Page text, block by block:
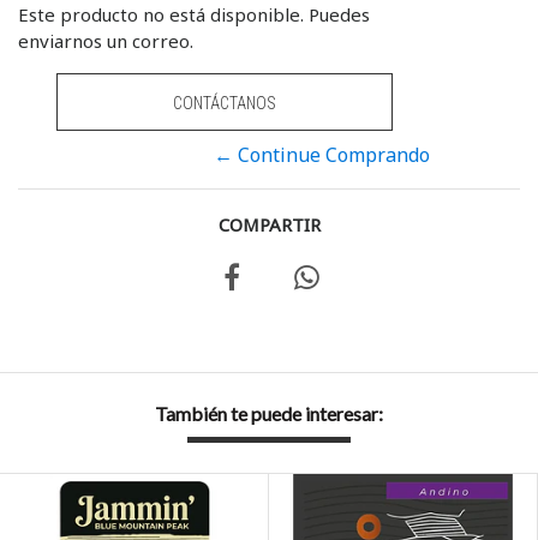
Este producto no está disponible. Puedes
enviarnos un correo.
CONTÁCTANOS
← Continue Comprando
COMPARTIR
También te puede interesar: